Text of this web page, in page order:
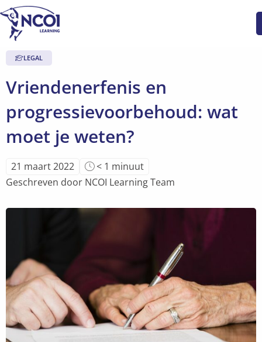
Vriendenerfenis en
progressievoorbehoud: wat
moet je weten?
LEGAL
21 maart 2022
Leestijd
van
is
< 1 minuut
Geschreven door NCOI Learning Team